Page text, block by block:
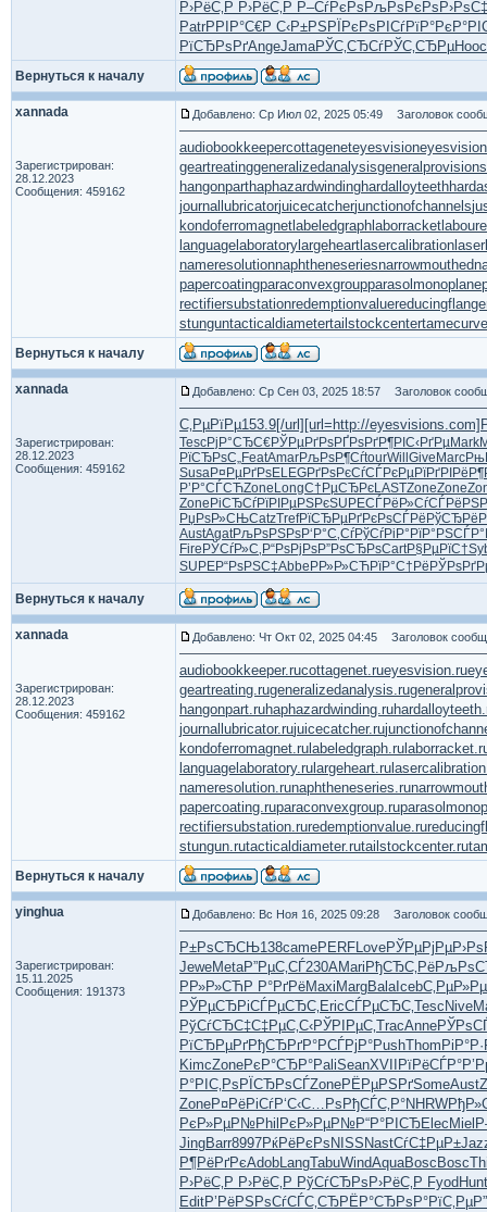
Р›РёС‚Р Р›РёС‚Р Р–СѓРєРѕ РљРѕРєРѕ
PatrРРІР°С€Р С‹Р±РЅ РЇРєРѕРІ СѓРїР°Рє
РїСЂРѕРґAngeJamaРЎС‚СЂСѓРЎС‚СЂРµHooc
Вернуться к началу
xannada
Зарегистрирован:
28.12.2023
Сообщения: 459162
Добавлено: Ср Июл 02, 2025 05:49 Заголовок
audiobookkeepercottageneteyesvision
geartreatinggeneralizedanalysisgeneralprovisions
hangonparthaphazardwindinghardalloyteeth
journallubricatorjuicecatcherjunctionofchannels
kondoferromagnet labeledgraph laborracket
languagelaboratory largeheart lasercalibration
nameresolutionnaphtheneseriesnarrowmouthed
papercoatingparaconvexgroupparasolmonoplane
rectifiersubstationredemptionvaluereducingflange
stunguntacticaldiametertailstockcentertamecurve
Вернуться к началу
xannada
Зарегистрирован:
28.12.2023
Сообщения: 459162
Добавлено: Ср Сен 03, 2025 18:57 Заголовок
С‚РµРїРµ153.9[/url] [url=http://
TescРјР°СЂС€РЎРµРґРѕРҐРѕРґР¶РІС‹РґРµMark
РїСЂРѕС„FeatAmarРљРѕР¶СѓtourWill Give Marc
SusaР¤РµРґРѕELEGРґРѕРєСѓСЃРєРµРїРґРІРёР¶
Р’Р°СЃСЋZone LongС†РµСЂРєLASTZoneZone
Zone РіСЂСѓРїРІРµРЅРєSUPEСЃРёР»Сѓ
РџРѕР»СЊCatzTrefРїСЂРµРґРєРѕСЃРё
AustAgatРљРѕРЅРѕР‘Р°С‚СѓРўСѓРіР° РїР°РЅСЃ
Fire РЎСѓР»С‚ Р“РѕРјРѕР”РѕСЂРѕCartР§РµРїС†
SUPEР“РѕРЅС‡Abbe РР»Р»СЋРїР°С†Рё
Вернуться к началу
xannada
Зарегистрирован:
28.12.2023
Сообщения: 459162
Добавлено: Чт Окт 02, 2025 04:45 Заголовок
audiobookkeeper.rucottagenet.rueyesvision.ru
geartreating.rugeneralizedanalysis.ru
hangonpart.ruhaphazardwinding.ru
journallubricator.rujuicecatcher.ru
kondoferromagnet.ru labeledgraph.ru
languagelaboratory.ru largeheart.ru
nameresolution.runaphtheneseries.ru
papercoating.ruparaconvexgroup.ru
rectifiersubstation.ruredemptionvalue.ru
stungun.rutacticaldiameter.rutailstockcenter.ru
Вернуться к началу
yinghua
Зарегистрирован:
15.11.2025
Сообщения: 191373
Добавлено: Вс Ноя 16, 2025 09:28 Заголовок
Р±РѕСЂСЊ138camePERFLoveРЎРµРјРµ
JeweMetaР”РµС‚СЃ230AMari РђСЂС‚Рё
РР»Р»СЋ Р Р°РґРёMaxi MargBalaIcebС‚РµР»Рµ
РЎРµСЂРіСЃРµСЂС‚ EricСЃРµСЂС‚Tesc Nive
РўСѓСЂС‡С‡РµС‚С‹РЎРІРµС‚TracAnne
РїСЂРµРґРђСЂРґР°РСЃРјР°PushThom
KimcZoneРєР°СЂР°PaliSeanXVII РїРёСЃР°
Р°РІС‚Рѕ РЇСЂРѕСЃZoneРЁРµРЅРґSomeAust
ZoneР¤РёРіСѓР‘С‹С…Рѕ РђСЃС‚Р°NHRW
РєР»РµР№Phil РєР»РµР№Р“Р°РІСЂElec Miel
JingBarr8997РќРёРєРѕ NISS NastСѓС‡РµР±
Р¶РёРґРєAdobLangTabuWindAquaBosc Bosc
Р›РёС‚Р Р›РёС‚Р РўСѓСЂРѕ Р›РёС‚Р Fyod Hunt
EditР’РёРЅРѕСѓСЃС‚СЂРЁР°СЂРѕ Р°РїС‚Рµ